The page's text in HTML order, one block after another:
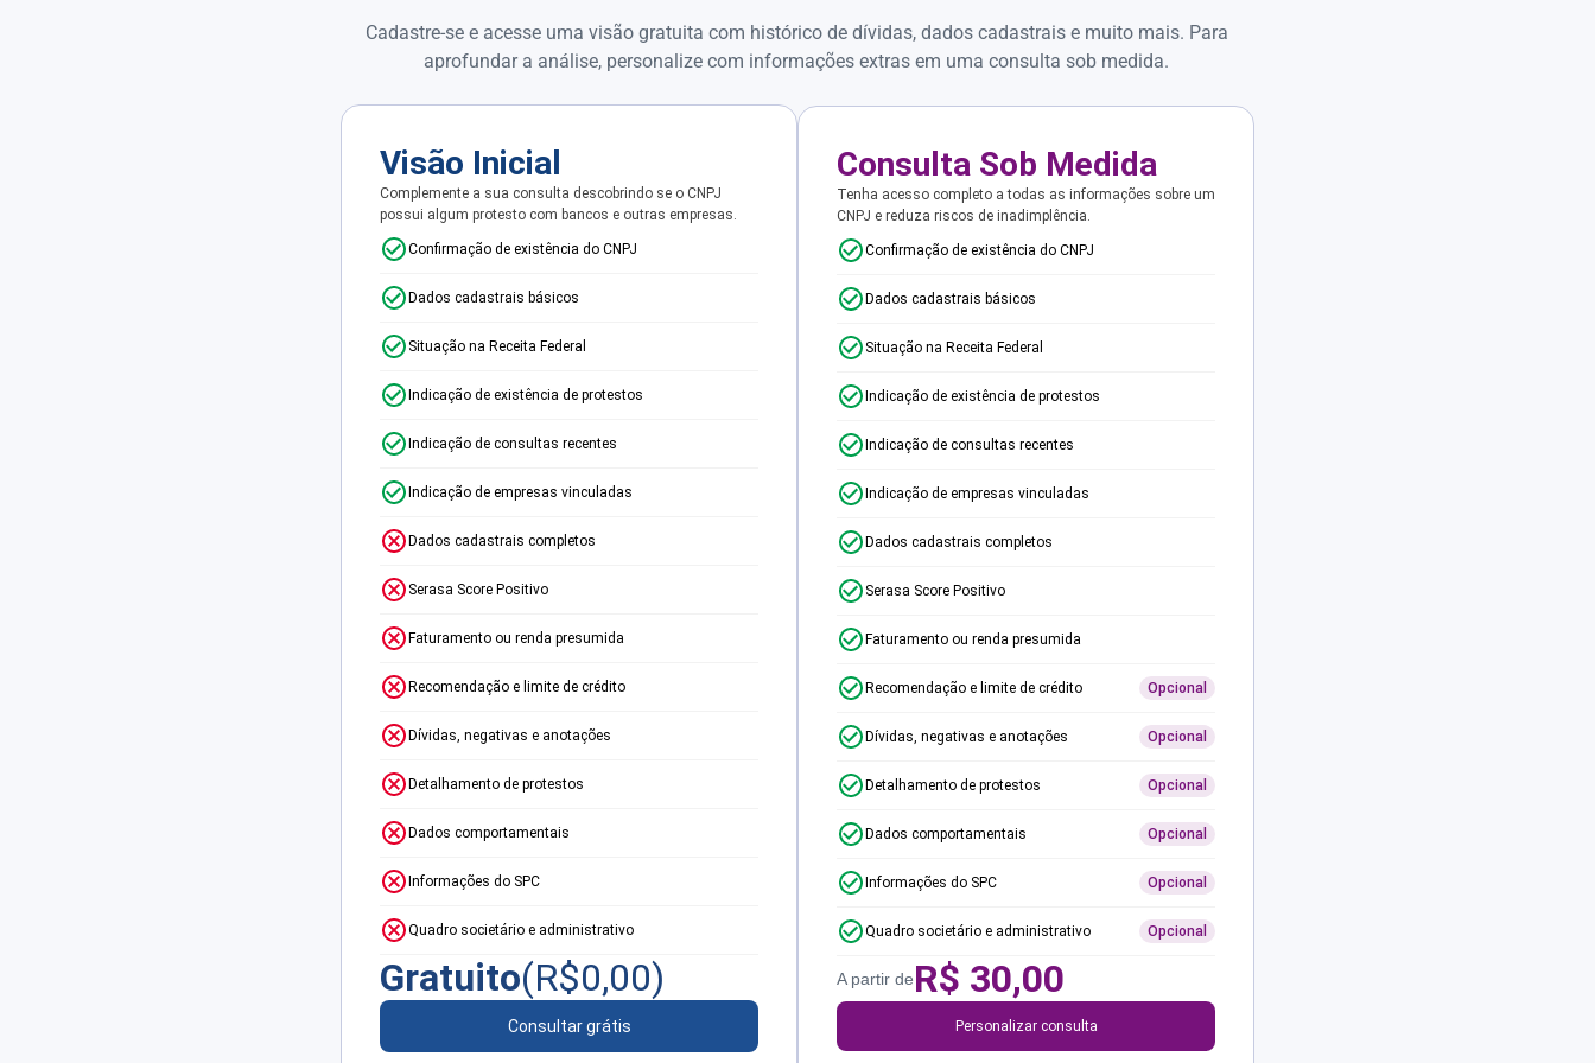
Cadastre-se e acesse uma visão gratuita com histórico de dívidas, dados cadastrais e muito mais. Para
aprofundar a análise, personalize com informações extras em uma consulta sob medida.
Visão Inicial
Complemente a sua consulta descobrindo se o CNPJ
possui algum protesto com bancos e outras empresas.
Confirmação de existência do CNPJ
Dados cadastrais básicos
Situação na Receita Federal
Indicação de existência de protestos
Indicação de consultas recentes
Indicação de empresas vinculadas
Dados cadastrais completos
Serasa Score Positivo
Faturamento ou renda presumida
Recomendação e limite de crédito
Dívidas, negativas e anotações
Detalhamento de protestos
Dados comportamentais
Informações do SPC
Quadro societário e administrativo
Gratuito(R$0,00)
Consultar grátis
Consulta Sob Medida
Tenha acesso completo a todas as informações sobre um
CNPJ e reduza riscos de inadimplência.
Confirmação de existência do CNPJ
Dados cadastrais básicos
Situação na Receita Federal
Indicação de existência de protestos
Indicação de consultas recentes
Indicação de empresas vinculadas
Dados cadastrais completos
Serasa Score Positivo
Faturamento ou renda presumida
Recomendação e limite de crédito Opcional
Dívidas, negativas e anotações Opcional
Detalhamento de protestos Opcional
Dados comportamentais Opcional
Informações do SPC Opcional
Quadro societário e administrativo Opcional
A partir deR$ 30,00
Personalizar consulta